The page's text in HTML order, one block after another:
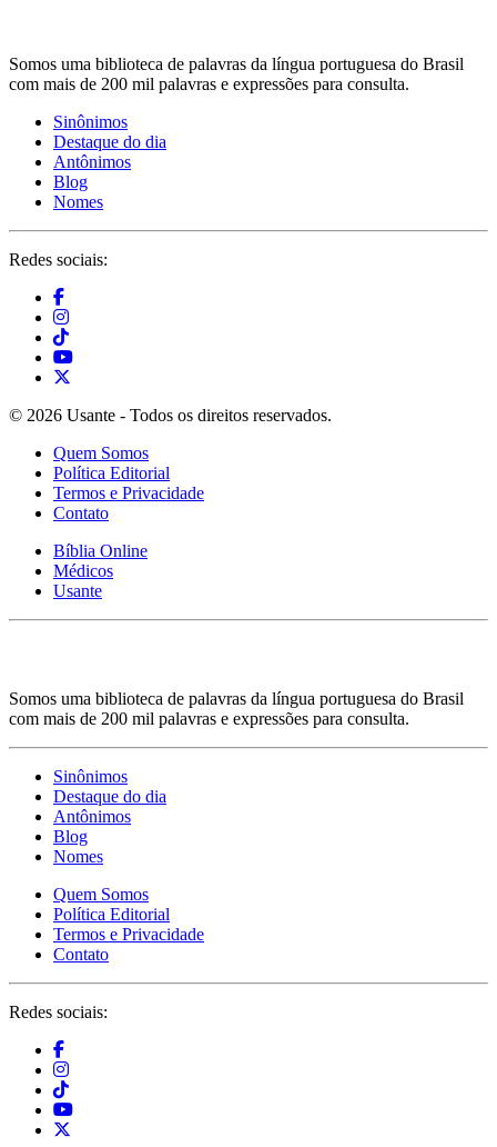
Somos uma biblioteca de palavras da língua portuguesa do Brasil
com mais de 200 mil palavras e expressões para consulta.
Sinônimos
Destaque do dia
Antônimos
Blog
Nomes
Redes sociais:
© 2026 Usante - Todos os direitos reservados.
Quem Somos
Política Editorial
Termos e Privacidade
Contato
Bíblia Online
Médicos
Usante
Somos uma biblioteca de palavras da língua portuguesa do Brasil
com mais de 200 mil palavras e expressões para consulta.
Sinônimos
Destaque do dia
Antônimos
Blog
Nomes
Quem Somos
Política Editorial
Termos e Privacidade
Contato
Redes sociais: